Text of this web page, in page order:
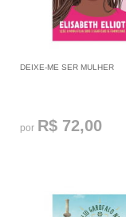
DEIXE-ME SER MULHER
por R$ 72,00